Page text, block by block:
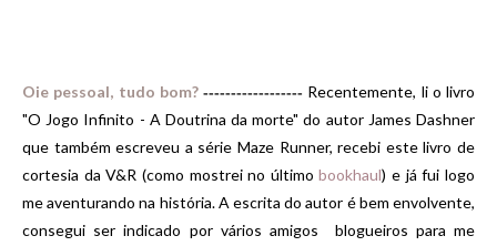
Oie pessoal, tudo bom? ------------------ Recentemente, li o livro
"O Jogo Infinito - A Doutrina da morte" do autor James Dashner
que também escreveu a série Maze Runner, recebi este livro de
cortesia da V&R (como mostrei no últimobookhaul) e já fui logo
me aventurando na história. A escrita do autor é bem envolvente,
consegui ser indicado por vários amigos blogueiros para me